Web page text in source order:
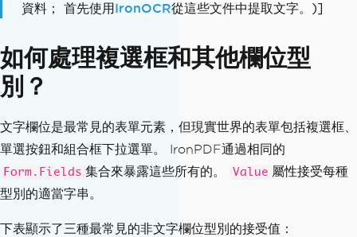
# Save the filled document
ation.pdf" )
資料； 首先使用 IronOCR從這些文件中提取文字。)]
如何處理複選框和其他欄位型
別？
文字欄位是最常見的表單元素，但現實世界的表單包括複選框、
單選按鈕和組合框下拉選單。 IronPDF通過相同的
Form.Fields 集合來暴露這些所有的。 Value 屬性接受每種
型別的適當字串。
下表顯示了三種最常見的非文字欄位型別的接受值：